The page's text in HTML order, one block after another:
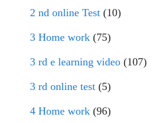
2 nd online Test (10)
3 Home work (75)
3 rd e learning video (107)
3 rd online test (5)
4 Home work (96)